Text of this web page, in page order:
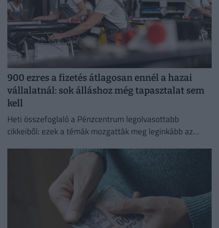
900 ezres a fizetés átlagosan ennél a hazai
vállalatnál: sok álláshoz még tapasztalat sem
kell
Heti összefoglaló a Pénzcentrum legolvasottabb
cikkeiből: ezek a témák mozgatták meg leginkább az